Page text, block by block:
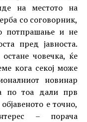
на местото на
со соговорник,
потпрашање и не
пред јавноста.
човечка, ќе
кога секој може
новинар
по тоа дали прв
е точно,
– порача